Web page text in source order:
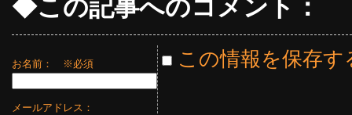
◆この記事へのコメント：
お名前： ※必須
メールアドレス：
この情報を保存す